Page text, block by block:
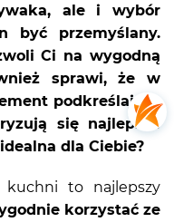
ale i wybór
być przemyślany.
Ci na wygodną
sprawi, że w
podkreślający
się najlepsze
dla Ciebie?
to najlepszy
korzystać ze